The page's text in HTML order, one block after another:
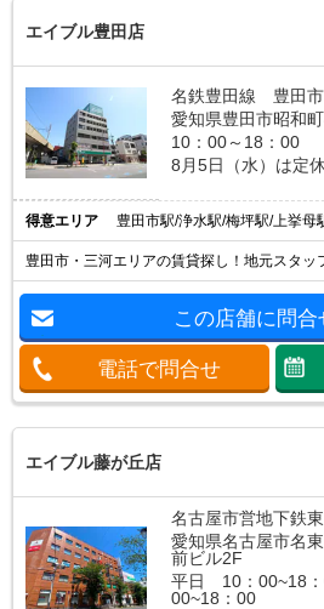
エイブル豊田店
名鉄豊田線 豊田市
愛知県豊田市昭和
10：00～18：00
8月5日（水）は定
得意エリア 豊田市駅/浄水駅/梅坪駅/上挙母
豊田市・三河エリアの賃貸探し！地元スタッ
この店舗に問合
電話で問合せ
エイブル藤が丘店
名古屋市営地下鉄
愛知県名古屋市名
前ビル2F
平日 10：00~18
00~18：00